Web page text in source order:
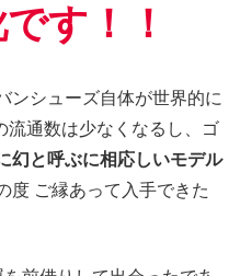
す！！
ンシューズ自体が世界的に
流通数は少なくなるし、ゴ
幻と呼ぶに相応しいモデル
度 ご縁あって入手できた